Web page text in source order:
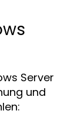
Server
und